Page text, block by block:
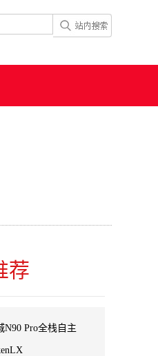
荐
N90 Pro全栈自主